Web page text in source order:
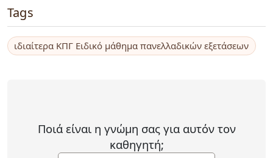
Tags
ιδιαίτερα ΚΠΓ Ειδικό μάθημα πανελλαδικών εξετάσεων
Ποιά είναι η γνώμη σας για αυτόν τον
καθηγητή;